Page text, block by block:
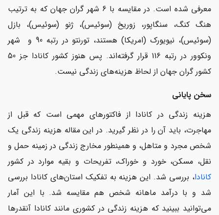
معرفی شده است. در مقایسه با 6 شهر گران جهان که به ترتیب
هنگ کنگ، سنگاپور، زوریخ (سوئیس)، ژنو (سوئیس)، بازل
(سوئیس)، نیویورک (امریکا) هستند، تورنتو در رتبه 90 و شهر
ونکوور در رتبه 116 قرار گرفته‌اند. پس هنوز کشور کانادا جز 50
کشور گران جهان از لحاظ هزینه‌های زندگی نیست.
سخن پایانی
هزینه زندگی در کانادا از فاکتورهای مهمی است که قبل از
مهاجرت، باید آن را در نظر گیرید. در این مقاله هزینه زندگی یک
شخص مجرد و متاهل، و همینطور مخارج زندگی در زمینه حمل و
نقل، مسکن، خورد و خوراک، تفریحات و بقیه موارد در کشور
کانادا، بررسی شد. این هزینه به تفکیک استان‌های کانادا بررسی
شد و با درآمد ماهانه شخص هم مقایسه شد. با این آمار
می‌توانید ببینید که هزینه زندگی در کشوری مانند کانادا آنقدرها